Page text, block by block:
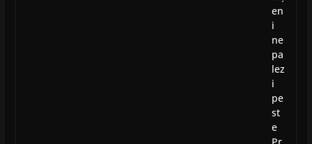
en
i
ne
pa
lez
i
pe
st
e